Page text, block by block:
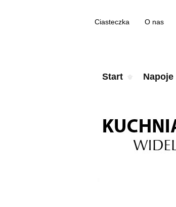
Ciasteczka O nas
Start Napoje